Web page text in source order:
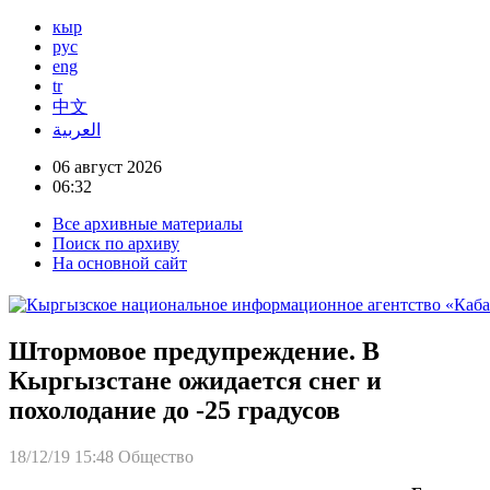
кыр
рус
eng
tr
中文
العربية
06 август 2026
06:32
Все архивные материалы
Поиск по архиву
На основной сайт
Штормовое предупреждение. В
Кыргызстане ожидается снег и
похолодание до -25 градусов
18/12/19 15:48 Общество